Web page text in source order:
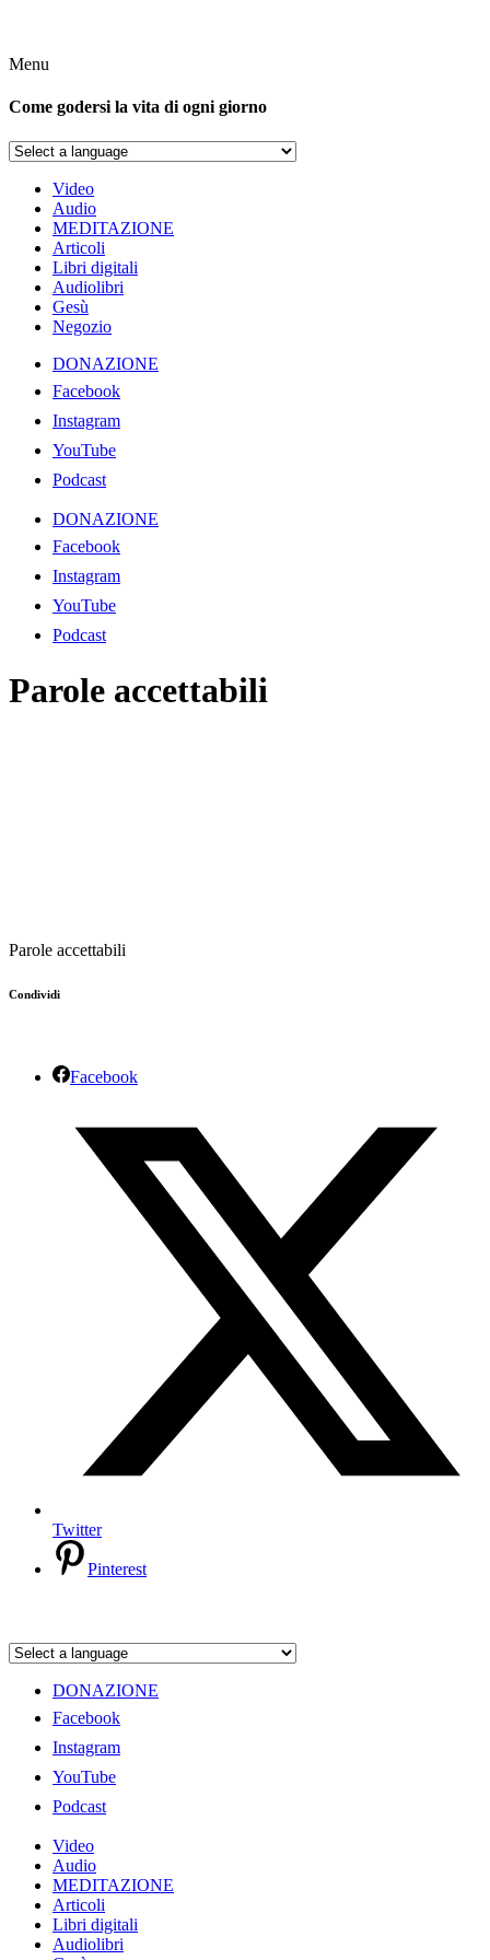
Menu
Come godersi la vita di ogni giorno
Video
Audio
MEDITAZIONE
Articoli
Libri digitali
Audiolibri
Gesù
Negozio
DONAZIONE
Facebook
Instagram
YouTube
Podcast
DONAZIONE
Facebook
Instagram
YouTube
Podcast
Parole accettabili
Parole accettabili
Condividi
Facebook
Twitter
Pinterest
DONAZIONE
Facebook
Instagram
YouTube
Podcast
Video
Audio
MEDITAZIONE
Articoli
Libri digitali
Audiolibri